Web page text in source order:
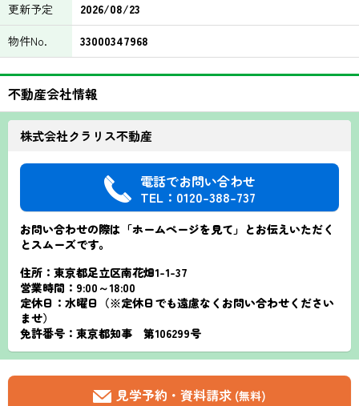
更新予定
2026/08/23
物件No.
33000347968
不動産会社情報
株式会社クラリス不動産
電話でお問い合わせ
TEL：0120-388-737
お問い合わせの際は「ホームページを見て」とお伝えいただく
とスムーズです。
住所：東京都足立区南花畑1-1-37
営業時間：9:00～18:00
定休日：水曜日（※定休日でも遠慮なくお問い合わせください
ませ）
免許番号：東京都知事 第106299号
見学予約・資料請求 (無料)